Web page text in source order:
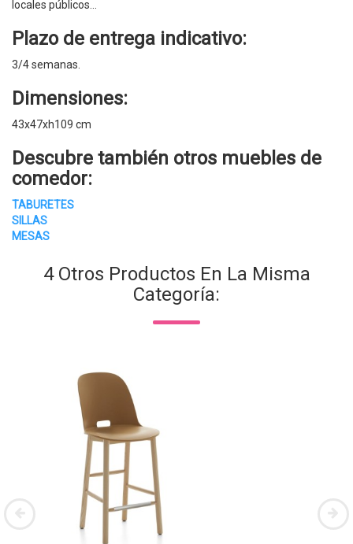
locales públicos...
Plazo de entrega indicativo:
3/4 semanas.
Dimensiones:
43x47xh109 cm
Descubre también otros muebles de
comedor:
TABURETES
SILLAS
MESAS
4 Otros Productos En La Misma
Categoría: